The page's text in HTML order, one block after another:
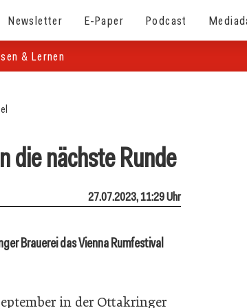
Newsletter E-Paper Podcast
& Lernen
die nächste Runde
27.07.2023, 11:29 Uhr
Brauerei das Vienna Rumfestival
in der Ottakringer